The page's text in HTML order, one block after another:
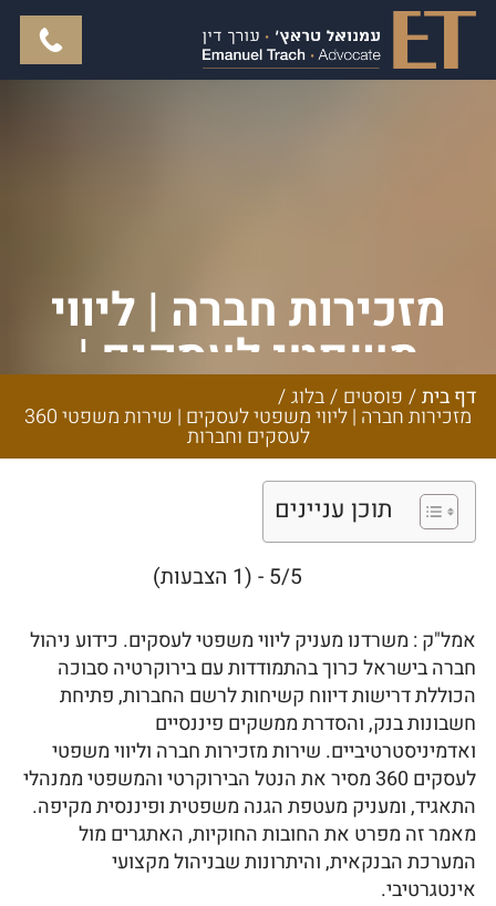
מזכירות חברה | ליווי
משפטי לעסקים |
שירות משפטי 360
לעסקים וחברות
דף בית/ פוסטים /בלוג/
מזכירות חברה | ליווי משפטי לעסקים | שירות משפטי 360
לעסקים וחברות
תוכן עניינים
5/5 - (1 הצבעות)
אמל"ק : משרדנו מעניק ליווי משפטי לעסקים. כידוע ניהול
חברה בישראל כרוך בהתמודדות עם בירוקרטיה סבוכה
הכוללת דרישות דיווח קשיחות לרשם החברות, פתיחת
חשבונות בנק, והסדרת ממשקים פיננסיים
ואדמיניסטרטיביים. שירות מזכירות חברה וליווי משפטי
לעסקים 360 מסיר את הנטל הבירוקרטי והמשפטי ממנהלי
התאגיד, ומעניק מעטפת הגנה משפטית ופיננסית מקיפה.
מאמר זה מפרט את החובות החוקיות, האתגרים מול
המערכת הבנקאית, והיתרונות שבניהול מקצועי
אינטגרטיבי.